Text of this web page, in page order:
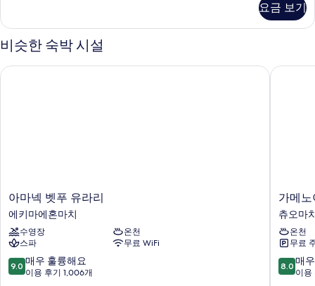
보
기
자
세
히
기
요금 보기
비슷한 숙박 시설
아
마
넥
벳
푸
유
라
아마넥 벳푸 유라리
에키마에혼마치
수영장
온천
스파
무료 WiFi
10
점
9.0 매우 훌륭해요
이용 후기 1,006개
아마넥 벳푸 유라리
가
메
노
이
호
텔
벳
가메
츄오마
온천
무료
10
점
8.0 매
이용
가메노